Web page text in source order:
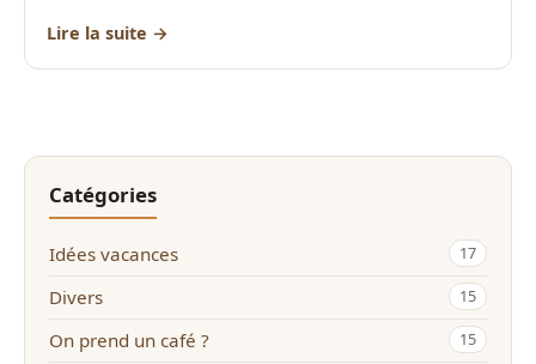
Lire la suite →
Catégories
Idées vacances 17
Divers 15
On prend un café ? 15